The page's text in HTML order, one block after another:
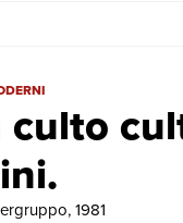
culto
: i dipinti votivi della
1981